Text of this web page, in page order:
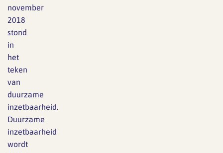
november
2018
stond
in
het
teken
van
duurzame
inzetbaarheid.
Duurzame
inzetbaarheid
wordt